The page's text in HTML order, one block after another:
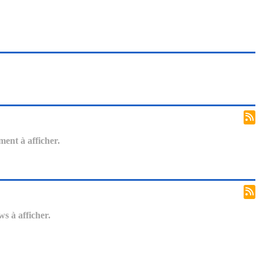
à afficher.
à afficher.